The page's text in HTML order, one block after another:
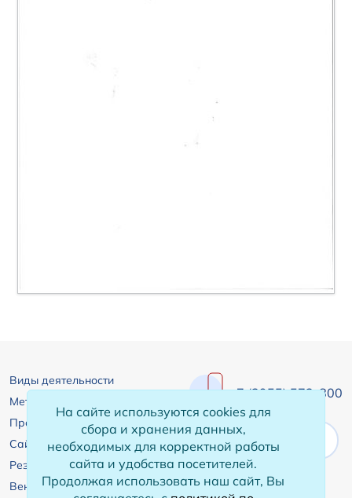
Виды деятельности
Металлоконструкции
Профлист
Сайдинг
Резервуары
Вентсистемы
+7 (3955) 572-800
Заказать звонок
На сайте используются cookies для
сбора и хранения данных,
необходимых для корректной работы
сайта и удобства посетителей.
Продолжая использовать наш сайт, Вы